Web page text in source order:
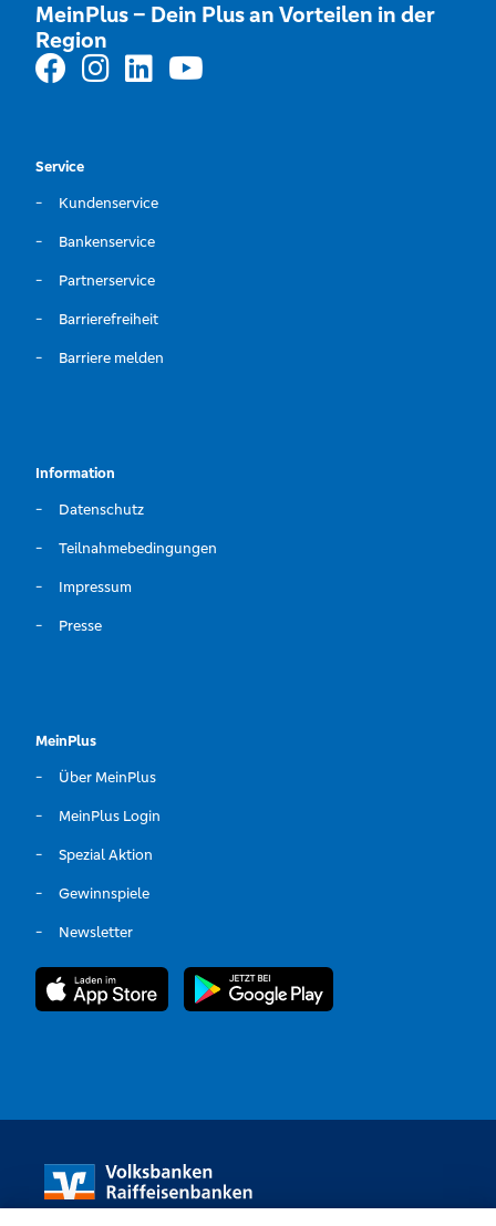
MeinPlus – Dein Plus an Vorteilen in der
Region
Service
Kundenservice
Bankenservice
Partnerservice
Barrierefreiheit
Barriere melden
Information
Datenschutz
Teilnahmebedingungen
Impressum
Presse
MeinPlus
Über MeinPlus
MeinPlus Login
Spezial Aktion
Gewinnspiele
Newsletter